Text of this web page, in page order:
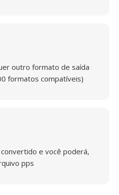
outro formato de saída
formatos compatíveis)
e você poderá,
pps